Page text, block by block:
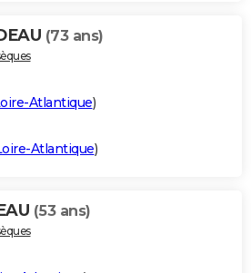
(73 ans)
Atlantique)
Atlantique)
(53 ans)